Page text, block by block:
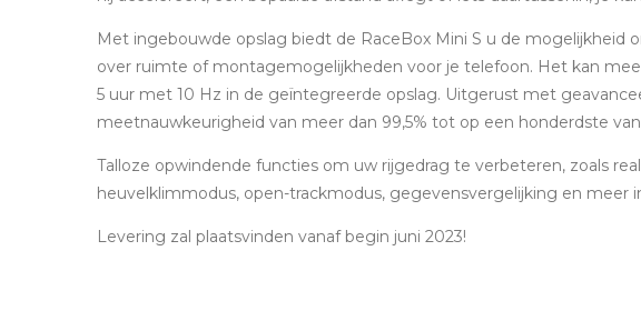
Met ingebouwde opslag biedt de RaceBox Mini S u de
over ruimte of montagemogelijkheden voor je telefoon. Het kan
5 uur met 10 Hz in de geïntegreerde opslag. Uitgerust met
meetnauwkeurigheid van meer dan 99,5% tot op een honderdste
Talloze opwindende functies om uw rijgedrag te verbeteren, zoals
heuvelklimmodus, open-trackmodus, gegevensvergelijking en meer
Levering zal plaatsvinden vanaf begin juni 2023!